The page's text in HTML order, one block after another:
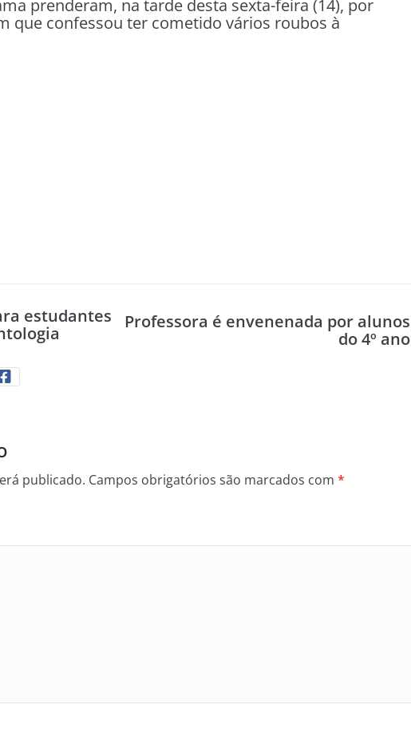
prenderam, na tarde desta sexta-feira (14), por
que confessou ter cometido vários roubos à
estudantes
Professora é envenenada por alunos
do 4º ano
publicado. Campos obrigatórios são marcados com *